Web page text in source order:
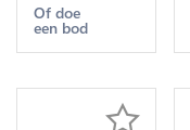
Duke
Dutchess
1853 AU
Of doe
een bod